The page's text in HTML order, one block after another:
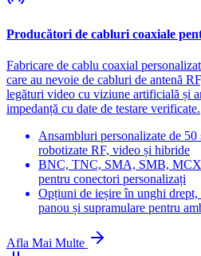
Producători de cabluri coaxiale
Fabricare de cablu coaxial
care au nevoie de cabluri de antenă
legături video cu viziune artificială și
impedanță cu date de testare verificate.
Ansambluri personalizate de
robotizate RF, video și hibride
BNC, TNC, SMA, SMB,
pentru conectori personalizați
Opțiuni de ieșire în unghi drept,
panou și supramulare pentru
Afla Mai Multe